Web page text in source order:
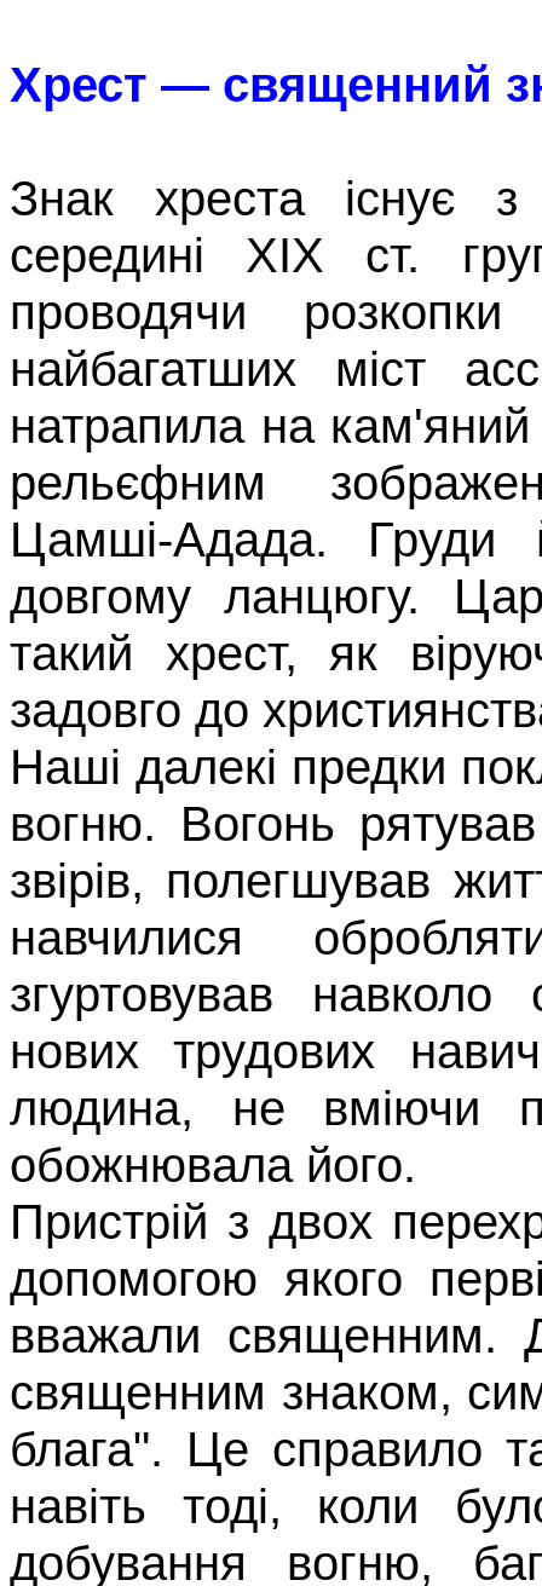
Хрест — священний
Знак хреста існує з
середині XIX ст.
проводячи
найбагатших міст
натрапила на
рельєфним
Цамші-Адада. Груди
довгому ланцюгу.
такий хрест, як
задовго до
Наші далекі предки
вогню. Вогонь
звірів, по­легшував
навчилися
згуртовував
нових трудових
людина, не вміючи
обожнювала його.
Пристрій з двох
до­помогою якого
вважали священним.
священним зна­ком,
блага". Це справило
навіть тоді, коли
добування вогню,